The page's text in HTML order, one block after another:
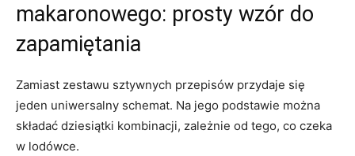
makaronowego: prosty wzór do
zapamiętania
Zamiast zestawu sztywnych przepisów przydaje się
jeden uniwersalny schemat. Na jego podstawie można
składać dziesiątki kombinacji, zależnie od tego, co czeka
w lodówce.